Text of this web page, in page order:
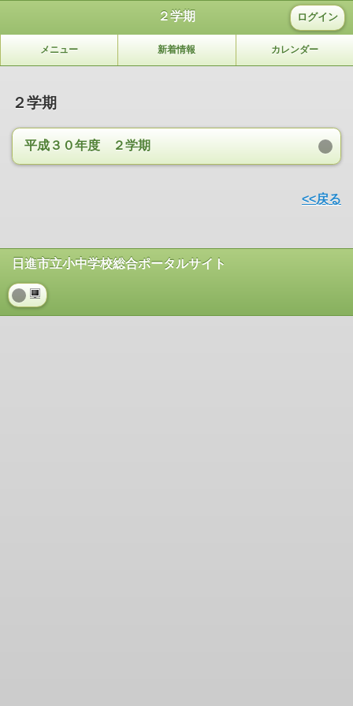
２学期 ログイン
メニュー 新着情報 カレンダー
２学期
平成３０年度 ２学期
<<戻る
日進市立小中学校総合ポータルサイト